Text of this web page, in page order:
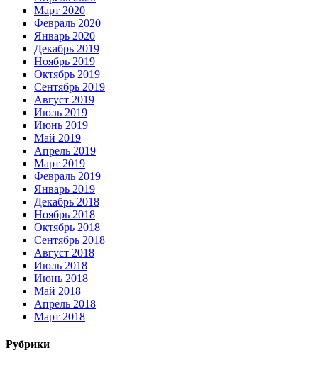
Март 2020
Февраль 2020
Январь 2020
Декабрь 2019
Ноябрь 2019
Октябрь 2019
Сентябрь 2019
Август 2019
Июль 2019
Июнь 2019
Май 2019
Апрель 2019
Март 2019
Февраль 2019
Январь 2019
Декабрь 2018
Ноябрь 2018
Октябрь 2018
Сентябрь 2018
Август 2018
Июль 2018
Июнь 2018
Май 2018
Апрель 2018
Март 2018
Рубрики